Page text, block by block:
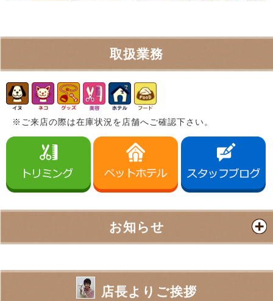
取扱業務
※ご来店の際は在庫状況を店舗へご確認下さい。
お知らせ
店長よりご挨拶